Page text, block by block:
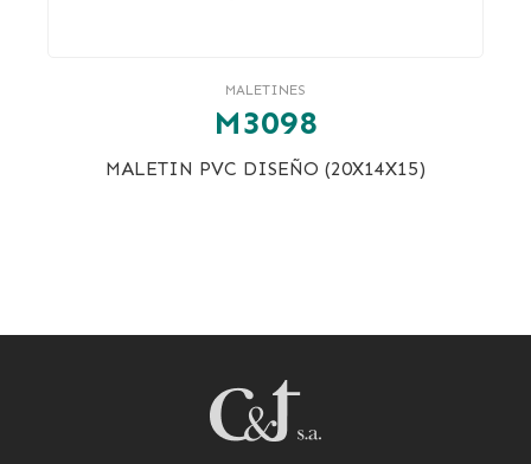
MALETINES
M3098
MALETIN PVC DISEÑO (20X14X15)